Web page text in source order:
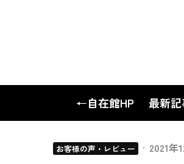
←自在館HP 最新
お客様の声・レビュー · 2021年